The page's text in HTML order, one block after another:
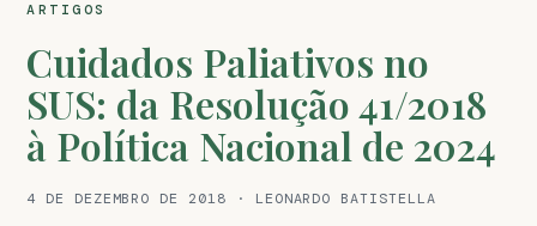
ARTIGOS
Cuidados Paliativos no
SUS: da Resolução 41/2018
à Política Nacional de 2024
4 DE DEZEMBRO DE 2018 · LEONARDO BATISTELLA